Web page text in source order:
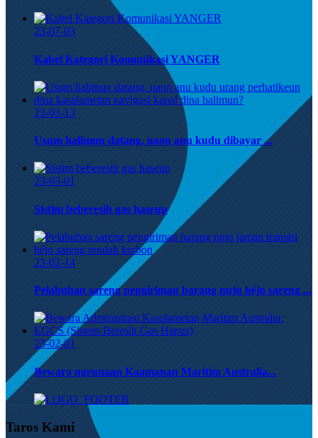
23-07-03
Kabel Kategori Komunikasi YANGER
23-03-13
Usum halimun datang, naon anu kudu dibayar ...
23-03-01
Sistim beberesih gas haseup
23-02-14
Pelabuhan sareng pengiriman barang nuju héjo sareng ...
23-02-01
Bewara ngeunaan Kaamanan Maritim Australia...
Taros Kami